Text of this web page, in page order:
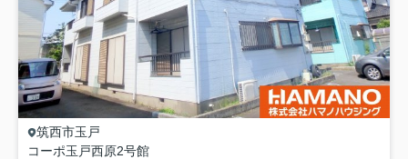
筑西市玉戸
コーポ玉戸西原2号館